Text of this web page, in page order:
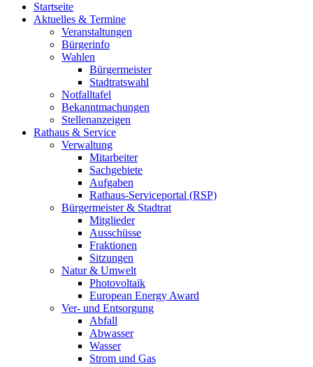
Startseite
Aktuelles & Termine
Veranstaltungen
Bürgerinfo
Wahlen
Bürgermeister
Stadtratswahl
Notfalltafel
Bekanntmachungen
Stellenanzeigen
Rathaus & Service
Verwaltung
Mitarbeiter
Sachgebiete
Aufgaben
Rathaus-Serviceportal (RSP)
Bürgermeister & Stadtrat
Mitglieder
Ausschüsse
Fraktionen
Sitzungen
Natur & Umwelt
Photovoltaik
European Energy Award
Ver- und Entsorgung
Abfall
Abwasser
Wasser
Strom und Gas